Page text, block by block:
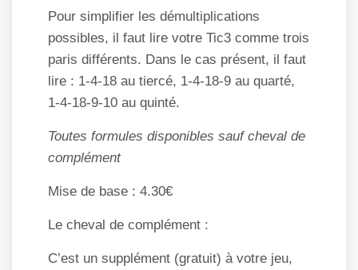
Pour simplifier les démultiplications
possibles, il faut lire votre Tic3 comme trois
paris différents. Dans le cas présent, il faut
lire : 1-4-18 au tiercé, 1-4-18-9 au quarté,
1-4-18-9-10 au quinté.
Toutes formules disponibles sauf cheval de
complément
Mise de base : 4.30€
Le cheval de complément :
C’est un supplément (gratuit) à votre jeu,